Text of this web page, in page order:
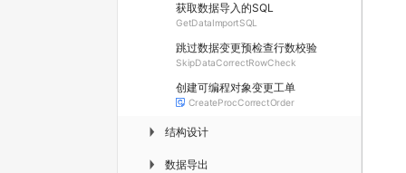
获取数据导入的SQL
GetDataImportSQL
跳过数据变更预检查行数校验
SkipDataCorrectRowCheck
创建可编程对象变更工单
CreateProcCorrectOrder
▶ 结构设计
▶ 数据导出